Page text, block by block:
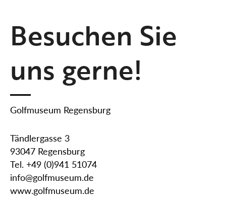
Besuchen Sie
uns gerne!
Golfmuseum Regensburg
Tändlergasse 3
93047 Regensburg
Tel. +49 (0)941 51074
info@golfmuseum.de
www.golfmuseum.de